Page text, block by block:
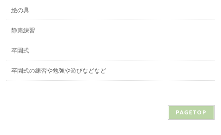
絵の具
静粛練習
卒園式
卒園式の練習や勉強や遊びなどなど
PAGETOP